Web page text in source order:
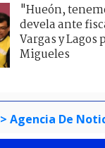
"Hueón,
devela ante
Vargas y Lagos
Migueles
> Agencia De